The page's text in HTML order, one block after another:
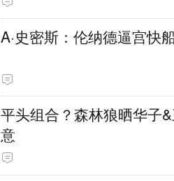
A·史密斯：伦纳德逼宫快
平头组合？森林狼晒华子
意